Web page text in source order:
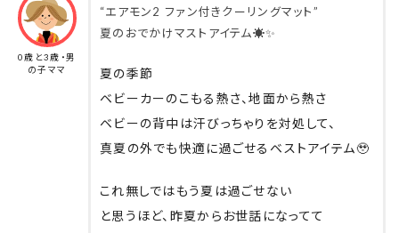
0歳と3歳・男
の子ママ
“エアモン2 ファン付きクーリングマット”
夏のおでかけマストアイテム☀️✨
夏の季節
ベビーカーのこもる熱さ、地面から熱さ
ベビーの背中は汗びっちゃりを対処して、
真夏の外でも快適に過ごせるベストアイテム🥹
これ無しではもう夏は過ごせない
と思うほど、昨夏からお世話になってて